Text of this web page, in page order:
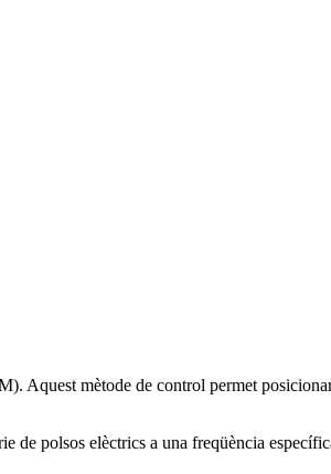
Aquest mètode de control permet
polsos elèctrics a una freqüència